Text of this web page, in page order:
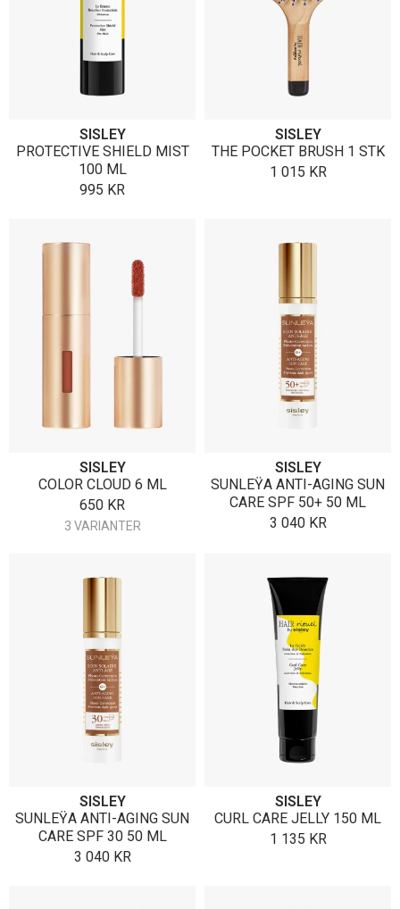
SISLEY
PROTECTIVE SHIELD MIST
100 ML
995 KR
SISLEY
THE POCKET BRUSH 1 STK
1 015 KR
SISLEY
COLOR CLOUD 6 ML
650 KR
3 VARIANTER
SISLEY
SUNLEŸA ANTI-AGING SUN
CARE SPF 50+ 50 ML
3 040 KR
SISLEY
SUNLEŸA ANTI-AGING SUN
CARE SPF 30 50 ML
3 040 KR
SISLEY
CURL CARE JELLY 150 ML
1 135 KR